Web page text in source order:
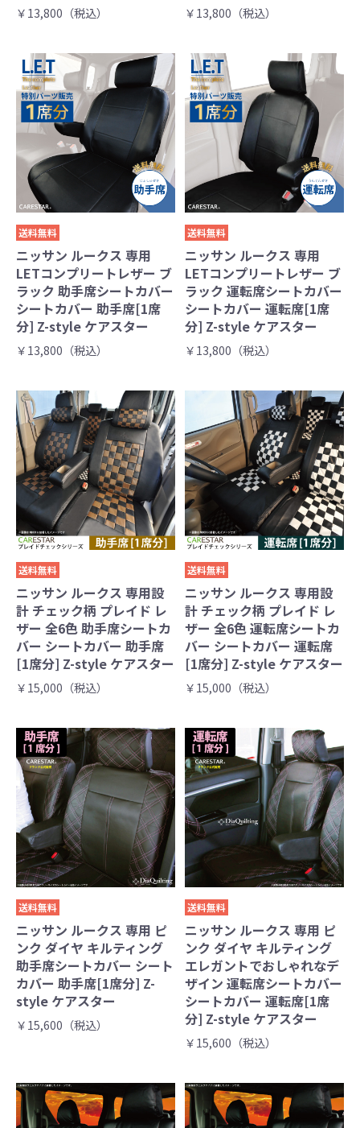
￥13,800（税込） ￥13,800（税込）
送料無料
ニッサン ルークス 専用
LETコンプリートレザー ブ
ラック 助手席シートカバー
シートカバー 助手席[1席
分] Z-style ケアスター
￥13,800（税込）
送料無料
ニッサン ルークス 専用
LETコンプリートレザー ブ
ラック 運転席シートカバー
シートカバー 運転席[1席
分] Z-style ケアスター
￥13,800（税込）
送料無料
ニッサン ルークス 専用設
計 チェック柄 プレイド レ
ザー 全6色 助手席シートカ
バー シートカバー 助手席
[1席分] Z-style ケアスター
￥15,000（税込）
送料無料
ニッサン ルークス 専用設
計 チェック柄 プレイド レ
ザー 全6色 運転席シートカ
バー シートカバー 運転席
[1席分] Z-style ケアスター
￥15,000（税込）
送料無料
ニッサン ルークス 専用 ピ
ンク ダイヤ キルティング
助手席シートカバー シート
カバー 助手席[1席分] Z-
style ケアスター
￥15,600（税込）
送料無料
ニッサン ルークス 専用 ピ
ンク ダイヤ キルティング
エレガントでおしゃれなデ
ザイン 運転席シートカバー
シートカバー 運転席[1席
分] Z-style ケアスター
￥15,600（税込）